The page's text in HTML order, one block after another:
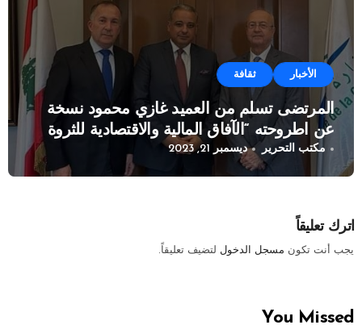
الأخبار ثقافة
المرتضى تسلم من العميد غازي محمود نسخة
عن اطروحته “الآفاق المالية والاقتصادية للثروة
النفطية”
مكتب التحرير ديسمبر 21, 2023
اترك تعليقاً
يجب أنت تكون مسجل الدخول لتضيف تعليقاً.
You Missed